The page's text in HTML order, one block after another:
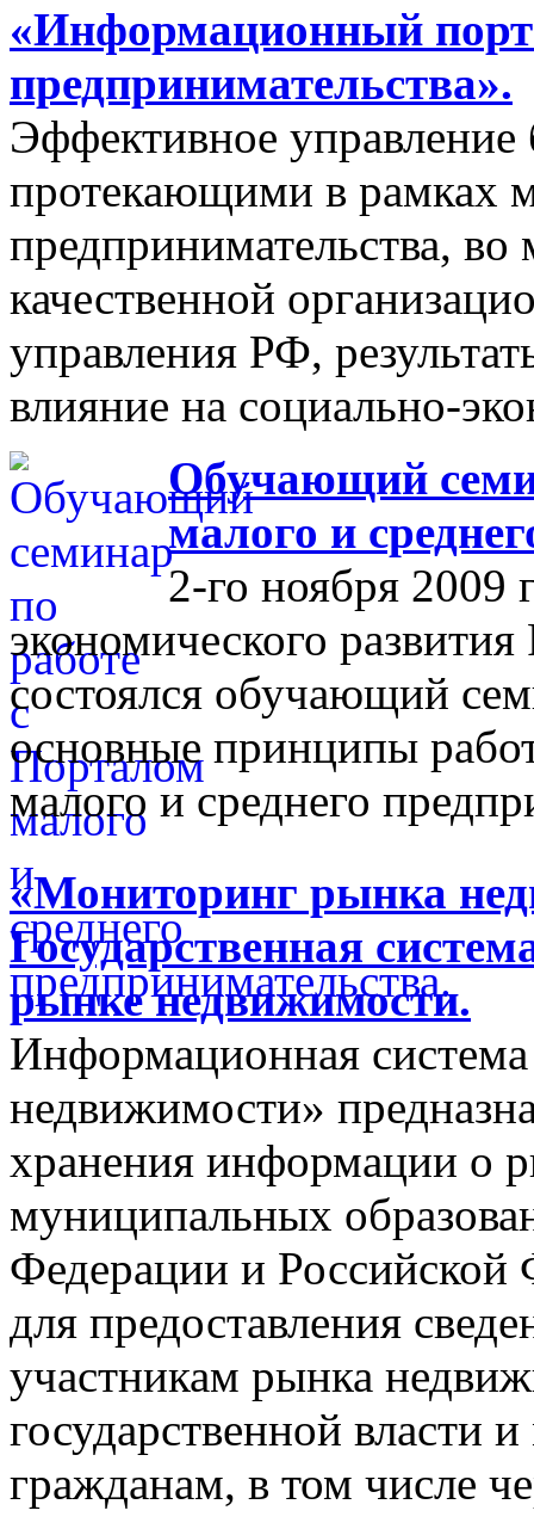
«Информационный
предпринимательства».
Эффективное управление
протекающими в рамках
предпринимательства,
качественной
управления РФ,
влияние на социально-
Обучающий
малого и
2-го ноября 2009
экономического
состоялся обучающий
основные принципы
малого и среднего
«Мониторинг рынка
Государственная
рынке недвижимости.
Информационная
недвижимости»
хранения информации о
муниципальных
Федерации и Российской
для предоставления
участникам рынка
государственной власти
гражданам, в том числе